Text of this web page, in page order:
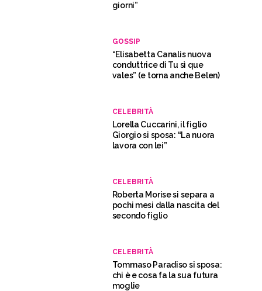
giorni”
GOSSIP
“Elisabetta Canalis nuova
conduttrice di Tu sì que
vales” (e torna anche Belen)
CELEBRITÀ
Lorella Cuccarini, il figlio
Giorgio si sposa: “La nuora
lavora con lei”
CELEBRITÀ
Roberta Morise si separa a
pochi mesi dalla nascita del
secondo figlio
CELEBRITÀ
Tommaso Paradiso si sposa:
chi è e cosa fa la sua futura
moglie